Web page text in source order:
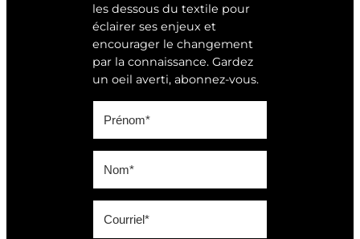
les dessous du textile pour
éclairer ses enjeux et
encourager le changement
par la connaissance. Gardez
un oeil averti, abonnez-vous.